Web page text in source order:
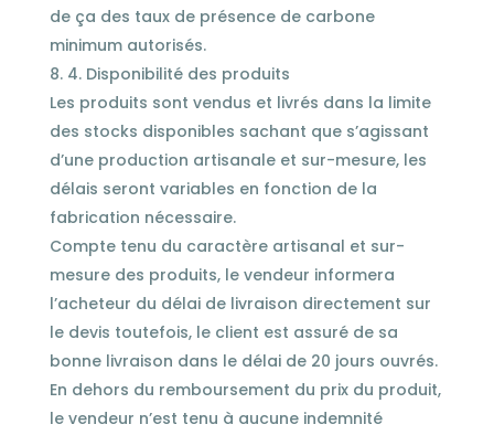
de ça des taux de présence de carbone
minimum autorisés.
4. Disponibilité des produits
Les produits sont vendus et livrés dans la limite
des stocks disponibles sachant que s’agissant
d’une production artisanale et sur-mesure, les
délais seront variables en fonction de la
fabrication nécessaire.
Compte tenu du caractère artisanal et sur-
mesure des produits, le vendeur informera
l’acheteur du délai de livraison directement sur
le devis toutefois, le client est assuré de sa
bonne livraison dans le délai de 20 jours ouvrés.
En dehors du remboursement du prix du produit,
le vendeur n’est tenu à aucune indemnité